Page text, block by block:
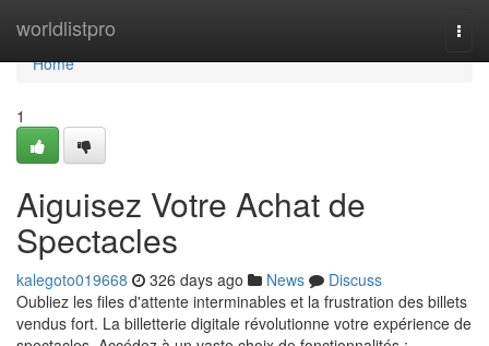
worldlistpro
Home
Home
1
Aiguisez Votre Achat de
Spectacles
kalegoto019668 326 days ago News
Discuss
Oubliez les files d'attente interminables et la frustration des billets
vendus fort. La billetterie digitale révolutionne votre expérience de